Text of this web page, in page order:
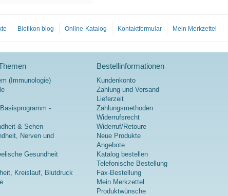
Biotikon blog Online-Katalog Kontaktformular Mein Merkzettel
(Immunologie)
-
& Sehen
Nerven und
Gesundheit
Kreislauf, Blutdruck
Bestellinformationen
Kundenkonto
Zahlung und Versand
Lieferzeit
Zahlungsmethoden
Widerrufsrecht
Widerruf/Retoure
Neue Produkte
Angebote
Katalog bestellen
Telefonische Bestellung
Fax-Bestellung
Mein Merkzettel
Produktwünsche